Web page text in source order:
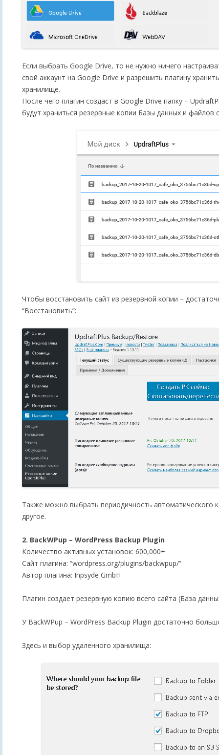
Если выбрать Google Drive, то не нужно ничего
свой аккаунт на Google Drive и разрешить плагину
хранилище.
После чего плагин создаст в Google Drive папку –
будут храниться резервные копии Базы данных и файлов
Чтобы восстановить сайт из резервной копии –
“Восстановить”:
Также можно выбрать периодичность автоматического
другое.
2. BackWPup – WordPress Backup Plugin
Количество активных установок: 600,000+
Сайт плагина: “wordpress.org/plugins/backwpup/”
Автор плагина: Inpsyde GmbH
Плагин создает резервную копию всего сайта (База
У BackWPup – WordPress Backup Plugin достаточно
Здесь и выбор удаленного хранилища: